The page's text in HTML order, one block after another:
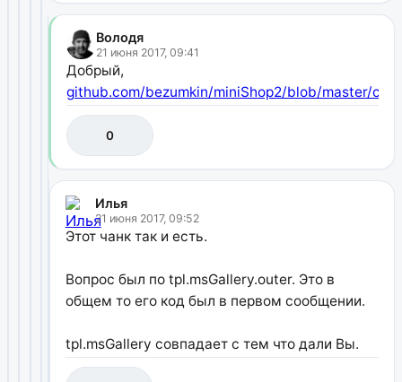
Володя
21 июня 2017, 09:41
Добрый,
github.com/bezumkin/miniShop2/blob/master/
0
Илья
21 июня 2017, 09:52
Этот чанк так и есть.
Вопрос был по tpl.msGallery.outer. Это в
общем то его код был в первом сообщении.
tpl.msGallery совпадает с тем что дали Вы.